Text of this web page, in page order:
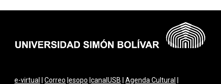
e-virtual |Correo |esopo |canalUSB |Agenda Cultural